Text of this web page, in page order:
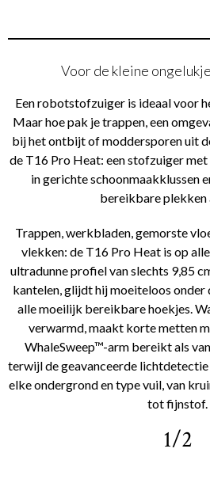
Voor de kleine
Een robotstofzuiger is ideaal voor
Maar hoe pak je trappen, een
bij het ontbijt of moddersporen uit
de T16 Pro Heat: een stofzuiger
in gerichte schoonmaakklussen
bereikbare plekken
Trappen, werkbladen, gemorste
vlekken: de T16 Pro Heat is op
ultradunne profiel van slechts 9,85
kantelen, glijdt hij moeiteloos onder
alle moeilijk bereikbare hoekjes.
verwarmd, maakt korte metten
WhaleSweep™-arm bereikt als
terwijl de geavanceerde
elke ondergrond en type vuil, van
tot fijnstof.
1/2